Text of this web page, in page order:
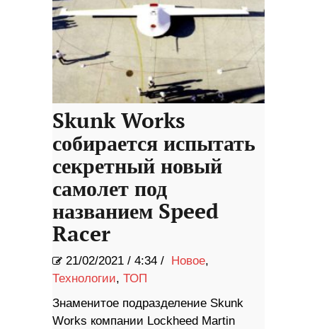
Skunk Works
собирается испытать
секретный новый
самолет под
названием Speed ​​
Racer
21/02/2021 / 4:34 / Новое,
Технологии, ТОП
Знаменитое подразделение Skunk
Works компании Lockheed Martin